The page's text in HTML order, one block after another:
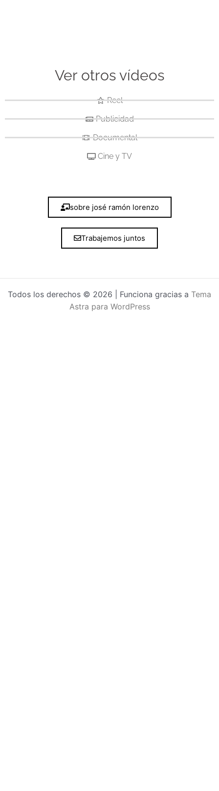
Ver otros vídeos
Reel
Publicidad
Documental
Cine y TV
sobre josé ramón lorenzo
Trabajemos juntos
Todos los derechos © 2026 | Funciona gracias a Tema
Astra para WordPress